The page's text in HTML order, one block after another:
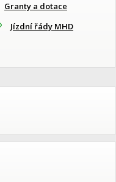
Granty a dotace
Jízdní řády MHD